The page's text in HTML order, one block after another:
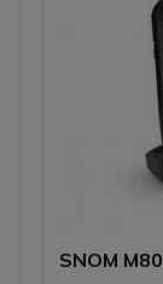
SNOM M80